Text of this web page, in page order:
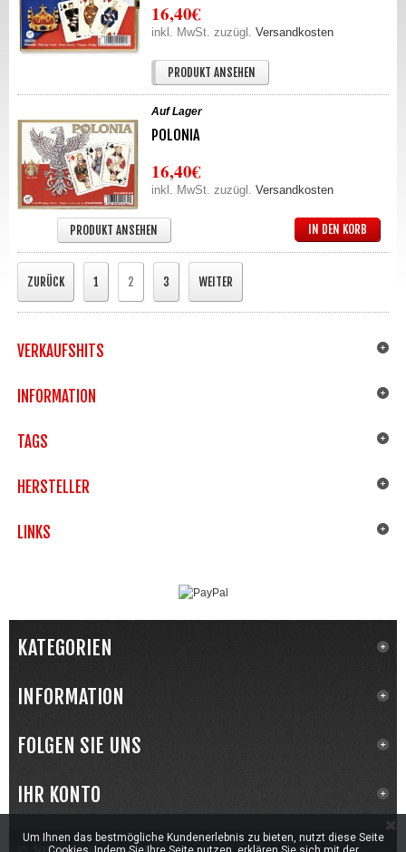
16,40€
inkl. MwSt. zuzügl. Versandkosten
IN DEN KORB
PRODUKT ANSEHEN
Auf Lager
POLONIA
16,40€
inkl. MwSt. zuzügl. Versandkosten
IN DEN KORB
PRODUKT ANSEHEN
ZURÜCK 1 2 3 WEITER
VERKAUFSHITS
INFORMATION
TAGS
HERSTELLER
LINKS
KATEGORIEN
INFORMATION
FOLGEN SIE UNS
IHR KONTO
Um Ihnen das bestmögliche Kundenerlebnis zu bieten, nutzt diese Seite